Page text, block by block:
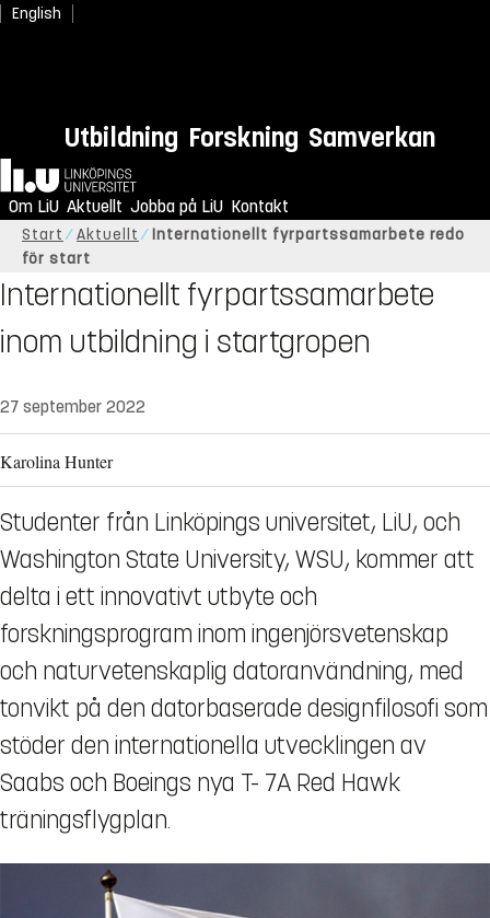
English
Utbildning Forskning Samverkan
Hem
Om LiU Aktuellt Jobba på LiU Kontakt
Start Aktuellt
Internationellt fyrpartssamarbete redo
för start
Internationellt fyrpartssamarbete
inom utbildning i startgropen
27 september 2022
Karolina Hunter
Studenter från Linköpings universitet, LiU, och
Washington State University, WSU, kommer att
delta i ett innovativt utbyte och
forskningsprogram inom ingenjörsvetenskap
och naturvetenskaplig datoranvändning, med
tonvikt på den datorbaserade designfilosofi som
stöder den internationella utvecklingen av
Saabs och Boeings nya T- 7A Red Hawk
träningsflygplan.